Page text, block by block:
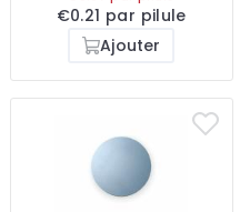
€0.21 par pilule
Ajouter